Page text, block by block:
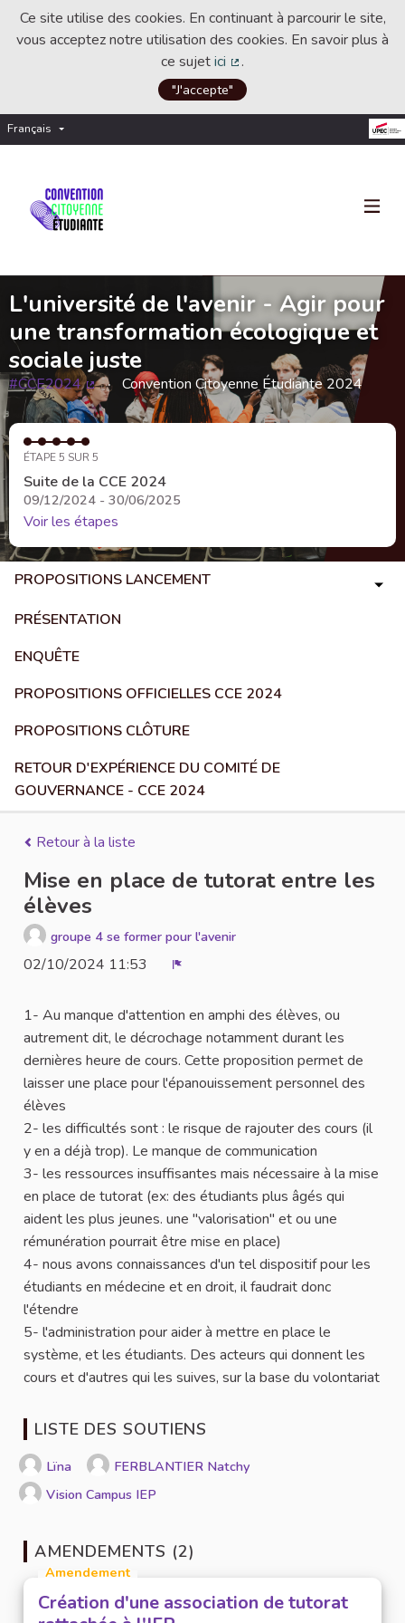
Ce site utilise des cookies. En continuant à parcourir le site,
vous acceptez notre utilisation des cookies. En savoir plus à
ce sujetici
(Lien externe)
.
"J'accepte"
Français Choisir la langue
L'université de l'avenir - Agir pour
une transformation écologique et
sociale juste
#CCE2024
(Lien externe)
Convention Citoyenne Étudiante 2024
ÉTAPE 5 SUR 5
Suite de la CCE 2024
09/12/2024 - 30/06/2025
Voir les étapes
PROPOSITIONS LANCEMENT
PRÉSENTATION
ENQUÊTE
PROPOSITIONS OFFICIELLES CCE 2024
PROPOSITIONS CLÔTURE
RETOUR D'EXPÉRIENCE DU COMITÉ DE
GOUVERNANCE - CCE 2024
Retour à la liste
Mise en place de tutorat entre les
élèves
groupe 4 se former pour l'avenir
02/10/2024 11:53
1- Au manque d'attention en amphi des élèves, ou
autrement dit, le décrochage notamment durant les
dernières heure de cours. Cette proposition permet de
laisser une place pour l'épanouissement personnel des
élèves
2- les difficultés sont : le risque de rajouter des cours (il
y en a déjà trop). Le manque de communication
3- les ressources insuffisantes mais nécessaire à la mise
en place de tutorat (ex: des étudiants plus âgés qui
aident les plus jeunes. une "valorisation" et ou une
rémunération pourrait être mise en place)
4- nous avons connaissances d'un tel dispositif pour les
étudiants en médecine et en droit, il faudrait donc
l'étendre
5- l'administration pour aider à mettre en place le
système, et les étudiants. Des acteurs qui donnent les
cours et d'autres qui les suives, sur la base du volontariat
LISTE DES SOUTIENS
Lïna
FERBLANTIER Natchy
Vision Campus IEP
AMENDEMENTS (2)
Amendement
Création d'une association de tutorat